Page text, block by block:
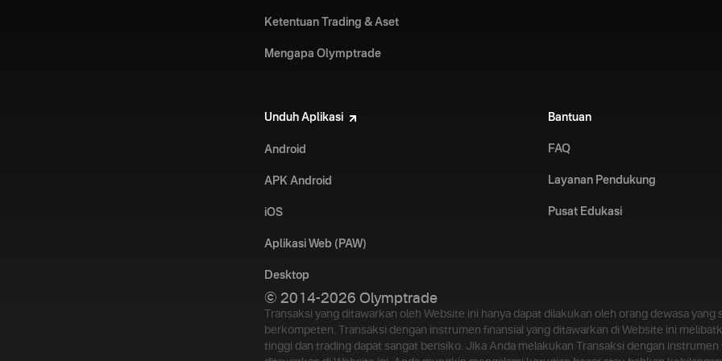
Ketentuan Trading & Aset
Mengapa Olymptrade
Unduh Aplikasi
Android
APK Android
iOS
Aplikasi Web (PAW)
Desktop
Bantuan
FAQ
Layanan Pendukung
Pusat Edukasi
© 2014-2026 Olymptrade
Transaksi yang ditawarkan oleh Website ini hanya dapat dilakukan oleh orang dewasa yang
berkompeten. Transaksi dengan instrumen finansial yang ditawarkan di Website ini
tinggi dan trading dapat sangat berisiko. Jika Anda melakukan Transaksi dengan instrumen